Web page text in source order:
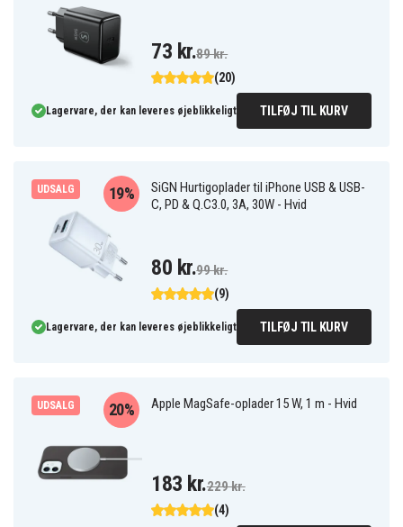
(20)
73 kr.89 kr.
Lagervare, der kan leveres øjeblikkeligt TILFØJ TIL KURV
UDSALG
SiGN Hurtigoplader til iPhone USB & USB-
C, PD & Q.C3.0, 3A, 30W - Hvid
(9)
19%
80 kr.99 kr.
Lagervare, der kan leveres øjeblikkeligt TILFØJ TIL KURV
UDSALG Apple MagSafe-oplader 15 W, 1 m - Hvid
(4)
20%
183 kr.229 kr.